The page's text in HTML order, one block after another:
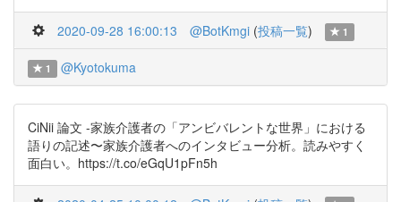
2020-09-28 16:00:13 @BotKmgi (投稿一覧) 1
1 @Kyotokuma
CiNii 論文 -家族介護者の「アンビバレントな世界」における
語りの記述〜家族介護者へのインタビュー分析。読みやすく
面白い。https://t.co/eGqU1pFn5h